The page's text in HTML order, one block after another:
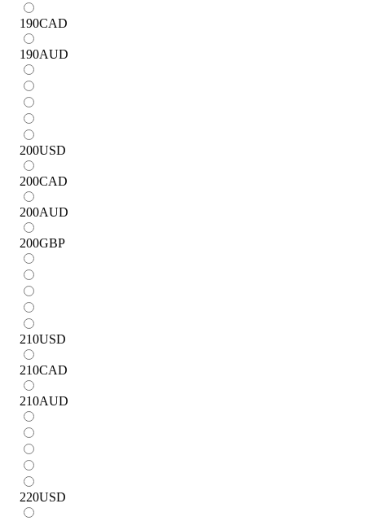
190CAD
190AUD
200USD
200CAD
200AUD
200GBP
210USD
210CAD
210AUD
220USD